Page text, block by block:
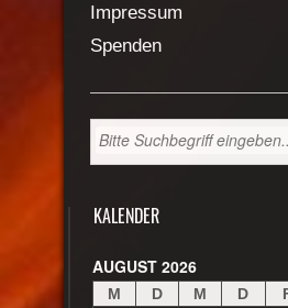
Impressum
Spenden
KALENDER
AUGUST 2026
M D M D